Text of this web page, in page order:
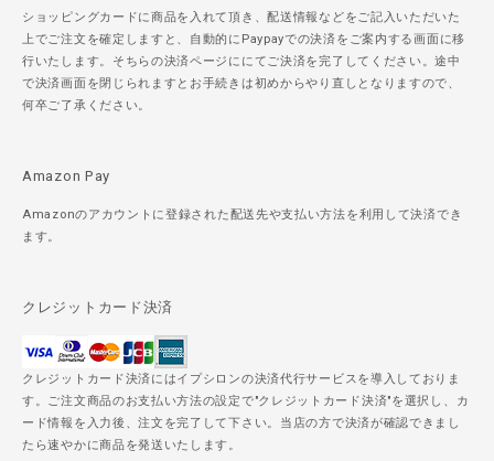
ショッピングカードに商品を入れて頂き、配送情報などをご記入いただいた
上でご注文を確定しますと、自動的にPaypayでの決済をご案内する画面に移
行いたします。そちらの決済ページににてご決済を完了してください。途中
で決済画面を閉じられますとお手続きは初めからやり直しとなりますので、
何卒ご了承ください。
Amazon Pay
Amazonのアカウントに登録された配送先や支払い方法を利用して決済でき
ます。
クレジットカード決済
クレジットカード決済にはイプシロンの決済代行サービスを導入しておりま
す。ご注文商品のお支払い方法の設定で"クレジットカード決済"を選択し、カ
ード情報を入力後、注文を完了して下さい。当店の方で決済が確認できまし
たら速やかに商品を発送いたします。